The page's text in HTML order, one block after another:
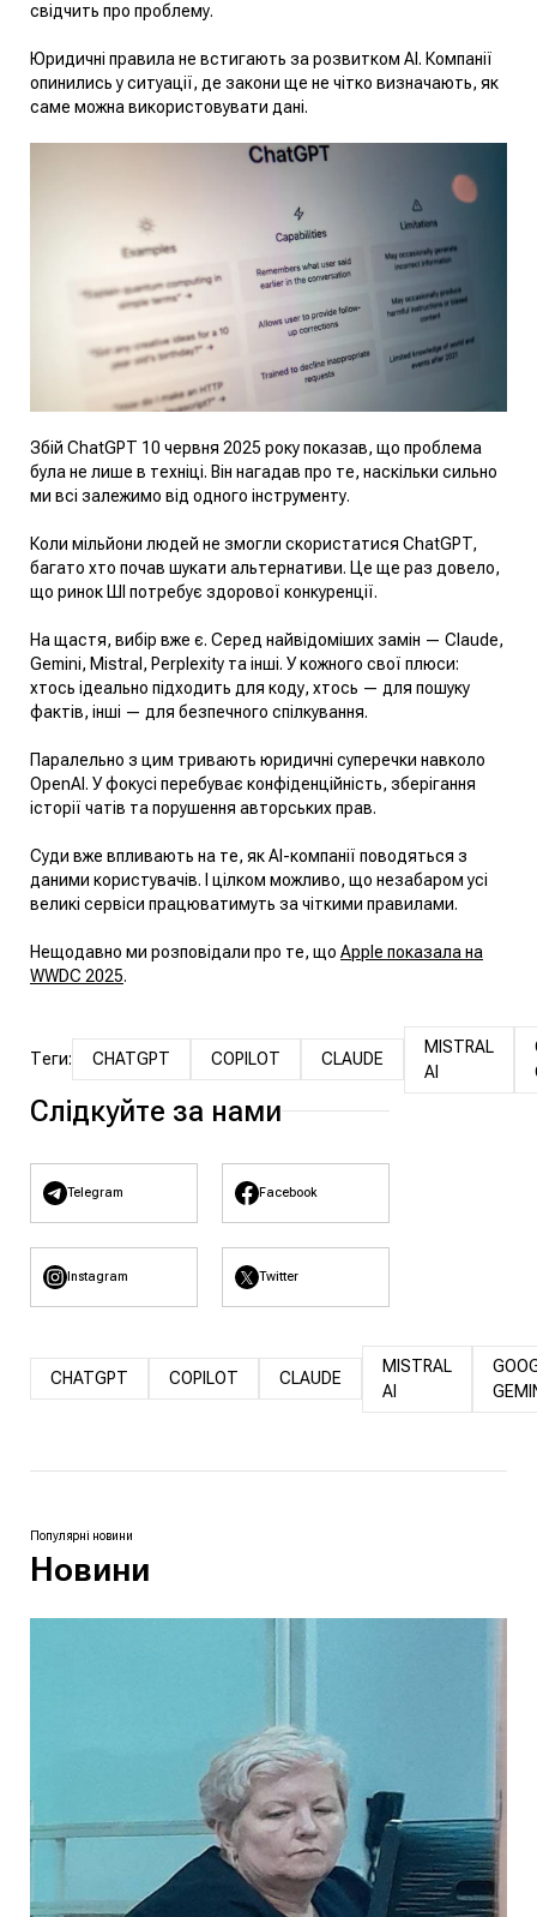
свідчить про проблему.
Юридичні правила не встигають за розвитком AI. Компанії
опинились у ситуації, де закони ще не чітко визначають, як
саме можна використовувати дані.
Збій ChatGPT 10 червня 2025 року показав, що проблема
була не лише в техніці. Він нагадав про те, наскільки сильно
ми всі залежимо від одного інструменту.
Коли мільйони людей не змогли скористатися ChatGPT,
багато хто почав шукати альтернативи. Це ще раз довело,
що ринок ШІ потребує здорової конкуренції.
На щастя, вибір вже є. Серед найвідоміших замін — Claude,
Gemini, Mistral, Perplexity та інші. У кожного свої плюси:
хтось ідеально підходить для коду, хтось — для пошуку
фактів, інші — для безпечного спілкування.
Паралельно з цим тривають юридичні суперечки навколо
OpenAI. У фокусі перебуває конфіденційність, зберігання
історії чатів та порушення авторських прав.
Суди вже впливають на те, як AI-компанії поводяться з
даними користувачів. І цілком можливо, що незабаром усі
великі сервіси працюватимуть за чіткими правилами.
Нещодавно ми розповідали про те, що Apple показала на
WWDC 2025.
Теги: CHATGPT COPILOT CLAUDE
MISTRAL
AI
Слідкуйте за нами
Telegram Facebook
Instagram Twitter
CHATGPT COPILOT CLAUDE
MISTRAL
AI
Популярні новини
Новини